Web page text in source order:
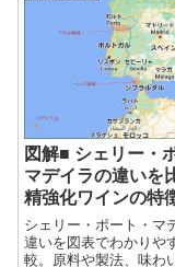
図解■ シェリー・
マデイラの違いを
精強化ワインの特
シェリー・ポート・マ
違いを図表でわかりや
較。原料や製法、味わ